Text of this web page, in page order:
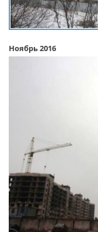
Ноябрь 2016